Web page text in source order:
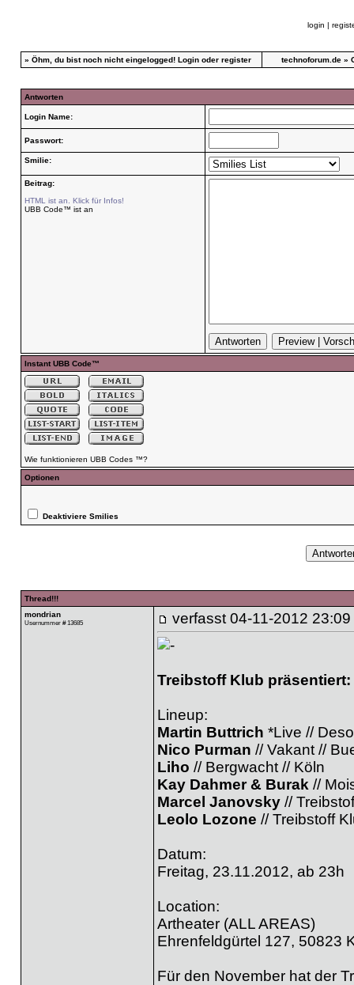
login |
» Öhm, du bist noch nicht eingelogged! Loginoder register technoforum.de»
Antworten
Login Name:
Passwort:
Smilie:
Beitrag:
HTML ist an. Klick für Infos!
UBB Code™ ist an
Instant UBB Code™
Wie funktionieren UBB Codes ™?
Optionen
Deaktiviere Smilies
Thread!!!
mondrian
Usernummer # 13685 verfasst 04-11-2012 23:09
Treibstoff Klub
Lineup:
Martin Buttrich *Live //
Nico Purman // Vakant //
Liho // Bergwacht // Köln
Kay Dahmer & Burak //
Marcel Janovsky //
Leolo Lozone // Treibstoff
Datum:
Freitag, 23.11.2012, ab 23h
Location:
Artheater (ALL AREAS)
Ehrenfeldgürtel 127, 50823
Für den November hat der